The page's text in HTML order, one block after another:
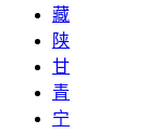
藏
陕
甘
青
宁